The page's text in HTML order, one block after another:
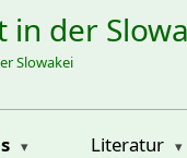
der
Slowakei
Literatur